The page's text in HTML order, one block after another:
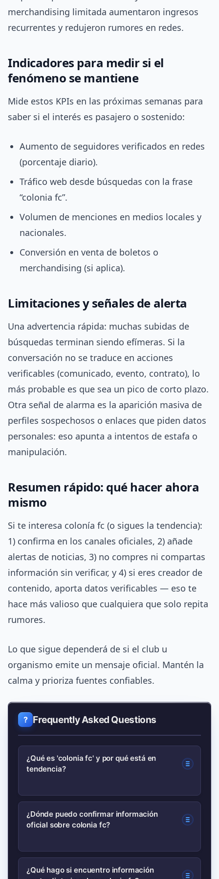
merchandising limitada aumentaron ingresos
recurrentes y redujeron rumores en redes.
Indicadores para medir si el
fenómeno se mantiene
Mide estos KPIs en las próximas semanas para
saber si el interés es pasajero o sostenido:
Aumento de seguidores verificados en redes
(porcentaje diario).
Tráfico web desde búsquedas con la frase
“colonia fc”.
Volumen de menciones en medios locales y
nacionales.
Conversión en venta de boletos o
merchandising (si aplica).
Limitaciones y señales de alerta
Una advertencia rápida: muchas subidas de
búsquedas terminan siendo efímeras. Si la
conversación no se traduce en acciones
verificables (comunicado, evento, contrato), lo
más probable es que sea un pico de corto plazo.
Otra señal de alarma es la aparición masiva de
perfiles sospechosos o enlaces que piden datos
personales: eso apunta a intentos de estafa o
manipulación.
Resumen rápido: qué hacer ahora
mismo
Si te interesa colonía fc (o sigues la tendencia):
1) confirma en los canales oficiales, 2) añade
alertas de noticias, 3) no compres ni compartas
información sin verificar, y 4) si eres creador de
contenido, aporta datos verificables — eso te
hace más valioso que cualquiera que solo repita
rumores.
Lo que sigue dependerá de si el club u
organismo emite un mensaje oficial. Mantén la
calma y prioriza fuentes confiables.
Frequently Asked Questions
¿Qué es 'colonia fc' y por qué está en
tendencia?
«colonia fc» es la cadena de búsqueda
que refleja interés reciente en un club o
subir por anuncios, fichajes o
viralización en redes. Verifica siempre
¿Dónde puedo confirmar información
oficial sobre colonia fc?
Revisa primero las cuentas oficiales del
¿Qué hago si encuentro información